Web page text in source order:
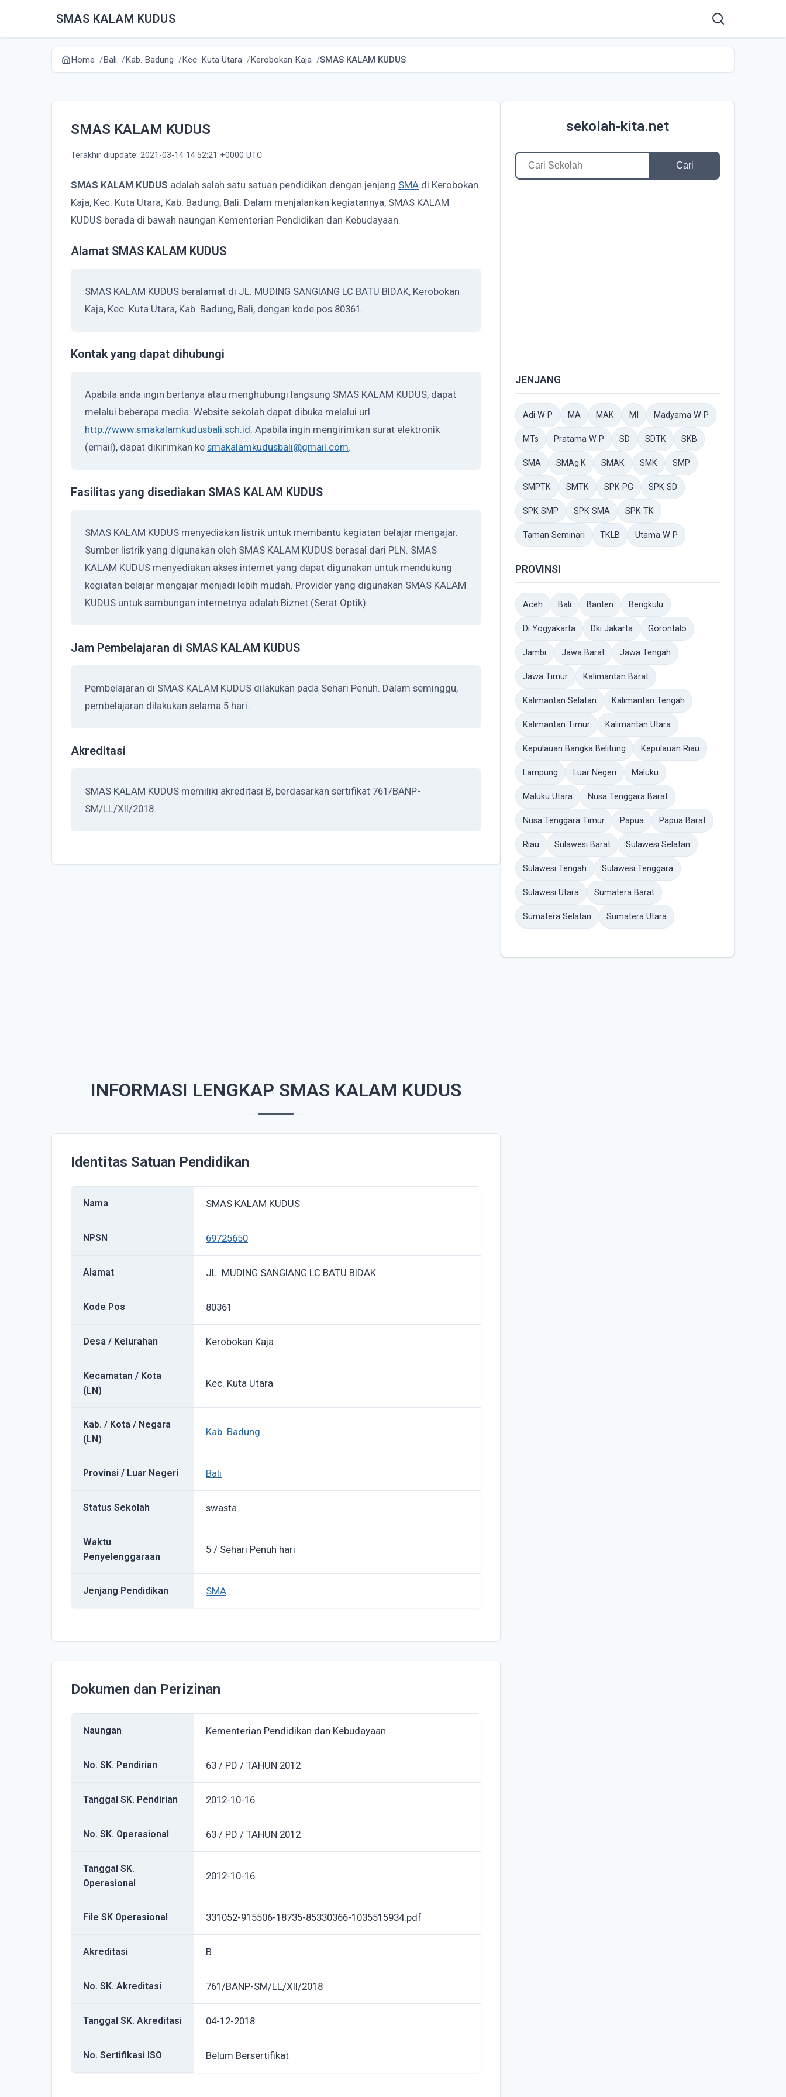
SMAS KALAM KUDUS
Home Bali Kab. Badung Kec. Kuta Utara Kerobokan Kaja SMAS KALAM KUDUS
SMAS KALAM KUDUS
Terakhir diupdate: 2021-03-14 14:52:21 +0000 UTC
SMAS KALAM KUDUS adalah salah satu satuan pendidikan dengan jenjang SMA di Kerobokan
Kaja, Kec. Kuta Utara, Kab. Badung, Bali. Dalam menjalankan kegiatannya, SMAS KALAM
KUDUS berada di bawah naungan Kementerian Pendidikan dan Kebudayaan.
Alamat SMAS KALAM KUDUS
SMAS KALAM KUDUS beralamat di JL. MUDING SANGIANG LC BATU BIDAK, Kerobokan
Kaja, Kec. Kuta Utara, Kab. Badung, Bali, dengan kode pos 80361.
Kontak yang dapat dihubungi
Apabila anda ingin bertanya atau menghubungi langsung SMAS KALAM KUDUS, dapat
melalui beberapa media. Website sekolah dapat dibuka melalui url
http://www.smakalamkudusbali.sch.id. Apabila ingin mengirimkan surat elektronik
(email), dapat dikirimkan ke smakalamkudusbali@gmail.com.
Fasilitas yang disediakan SMAS KALAM KUDUS
SMAS KALAM KUDUS menyediakan listrik untuk membantu kegiatan belajar mengajar.
Sumber listrik yang digunakan oleh SMAS KALAM KUDUS berasal dari PLN. SMAS
KALAM KUDUS menyediakan akses internet yang dapat digunakan untuk mendukung
kegiatan belajar mengajar menjadi lebih mudah. Provider yang digunakan SMAS KALAM
KUDUS untuk sambungan internetnya adalah Biznet (Serat Optik).
Jam Pembelajaran di SMAS KALAM KUDUS
Pembelajaran di SMAS KALAM KUDUS dilakukan pada Sehari Penuh. Dalam seminggu,
pembelajaran dilakukan selama 5 hari.
Akreditasi
SMAS KALAM KUDUS memiliki akreditasi B, berdasarkan sertifikat 761/BANP-
SM/LL/XII/2018.
INFORMASI LENGKAP SMAS KALAM KUDUS
Identitas Satuan Pendidikan
Nama SMAS KALAM KUDUS
NPSN 69725650
Alamat JL. MUDING SANGIANG LC BATU BIDAK
Kode Pos 80361
Desa / Kelurahan Kerobokan Kaja
Kecamatan / Kota
(LN)
Kec. Kuta Utara
Kab. / Kota / Negara
(LN)
Kab. Badung
Provinsi / Luar Negeri Bali
Status Sekolah swasta
Waktu
Penyelenggaraan
5 / Sehari Penuh hari
Jenjang Pendidikan SMA
Dokumen dan Perizinan
Naungan Kementerian Pendidikan dan Kebudayaan
No. SK. Pendirian 63 / PD / TAHUN 2012
Tanggal SK. Pendirian 2012-10-16
No. SK. Operasional 63 / PD / TAHUN 2012
Tanggal SK.
Operasional
2012-10-16
File SK Operasional 331052-915506-18735-85330366-1035515934.pdf
Akreditasi B
No. SK. Akreditasi 761/BANP-SM/LL/XII/2018
Tanggal SK. Akreditasi 04-12-2018
No. Sertifikasi ISO Belum Bersertifikat
sekolah-kita.net
Cari
JENJANG
Adi W P MA MAK MI Madyama W P
MTs Pratama W P SD SDTK SKB
SMA SMAg.K SMAK SMK SMP
SMPTK SMTK SPK PG SPK SD
SPK SMP SPK SMA SPK TK
Taman Seminari TKLB Utama W P
PROVINSI
Aceh Bali Banten Bengkulu
Di Yogyakarta Dki Jakarta Gorontalo
Jambi Jawa Barat Jawa Tengah
Jawa Timur Kalimantan Barat
Kalimantan Selatan Kalimantan Tengah
Kalimantan Timur Kalimantan Utara
Kepulauan Bangka Belitung Kepulauan Riau
Lampung Luar Negeri Maluku
Maluku Utara Nusa Tenggara Barat
Nusa Tenggara Timur Papua Papua Barat
Riau Sulawesi Barat Sulawesi Selatan
Sulawesi Tengah Sulawesi Tenggara
Sulawesi Utara Sumatera Barat
Sumatera Selatan Sumatera Utara